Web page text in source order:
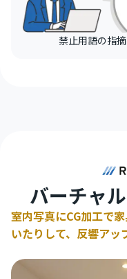
禁止用語の指
バーチャ
室内写真にCG加工で
いたりして、反響アッ